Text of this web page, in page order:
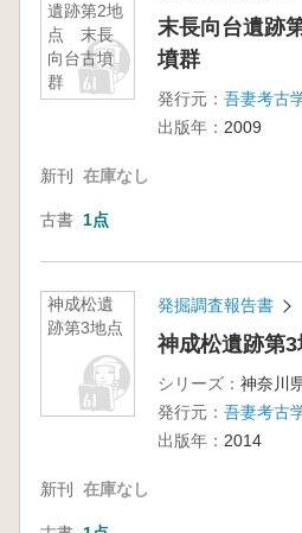
遺跡第2地
点 末長
向台古墳
群
末長向台遺跡
墳群
発行元： 吾妻考古
出版年： 2009
新刊 在庫なし
古書 1点
神成松遺
跡第3地点
発掘調査報告書
神成松遺跡第3
シリーズ：
発行元： 吾妻考古
出版年： 2014
新刊 在庫なし